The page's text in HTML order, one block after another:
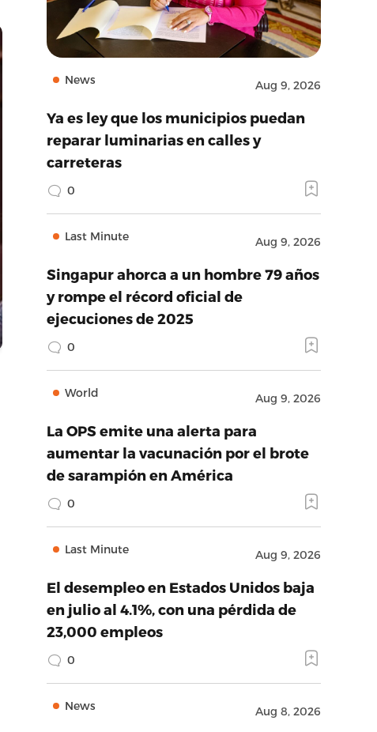
News Aug 9, 2026
Ya es ley que los municipios puedan
reparar luminarias en calles y
carreteras
0
Last Minute Aug 9, 2026
Singapur ahorca a un hombre 79 años
y rompe el récord oficial de
ejecuciones de 2025
0
World Aug 9, 2026
La OPS emite una alerta para
aumentar la vacunación por el brote
de sarampión en América
0
Last Minute Aug 9, 2026
El desempleo en Estados Unidos baja
en julio al 4.1%, con una pérdida de
23,000 empleos
0
News Aug 8, 2026